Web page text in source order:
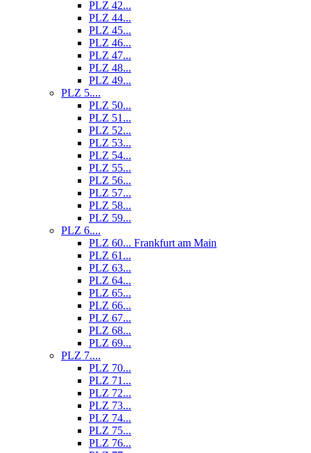
PLZ 42...
PLZ 44...
PLZ 45...
PLZ 46...
PLZ 47...
PLZ 48...
PLZ 49...
PLZ 5....
PLZ 50...
PLZ 51...
PLZ 52...
PLZ 53...
PLZ 54...
PLZ 55...
PLZ 56...
PLZ 57...
PLZ 58...
PLZ 59...
PLZ 6....
PLZ 60... Frankfurt am Main
PLZ 61...
PLZ 63...
PLZ 64...
PLZ 65...
PLZ 66...
PLZ 67...
PLZ 68...
PLZ 69...
PLZ 7....
PLZ 70...
PLZ 71...
PLZ 72...
PLZ 73...
PLZ 74...
PLZ 75...
PLZ 76...